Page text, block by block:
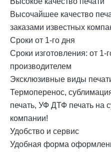
Высочайшее качество
заказами известных
Сроки от 1-го дня
Cроки изготовления: от
производителем
Эксклюзивные виды
Термоперенос,
печать, УФ ДТФ печать на
компании!
Удобство и сервис
Удобная форма